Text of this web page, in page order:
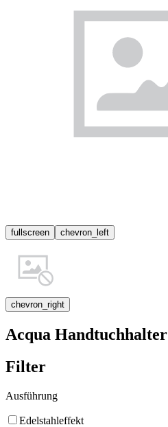
fullscreen chevron_left
chevron_right
Acqua Handtuchhalter
Filter
Ausführung
Edelstahleffekt